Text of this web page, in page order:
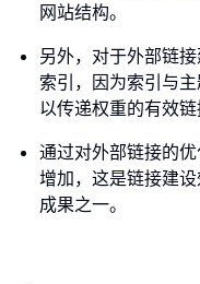
网站结构。
另外，对于外部链
索引，因为索引与
以传递权重的有效链
通过对外部链接的
增加，这是链接建
成果之一。